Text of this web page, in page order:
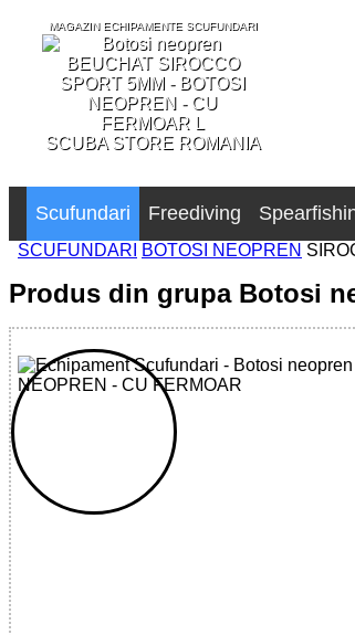
MAGAZIN ECHIPAMENTE SCUFUNDARI
SCUBA STORE ROMANIA
Scufundari Freediving
SCUFUNDARI BOTOSI NEOPREN
Produs din grupa Botosi
32785521713 - SIROCCO SPORT 5MM